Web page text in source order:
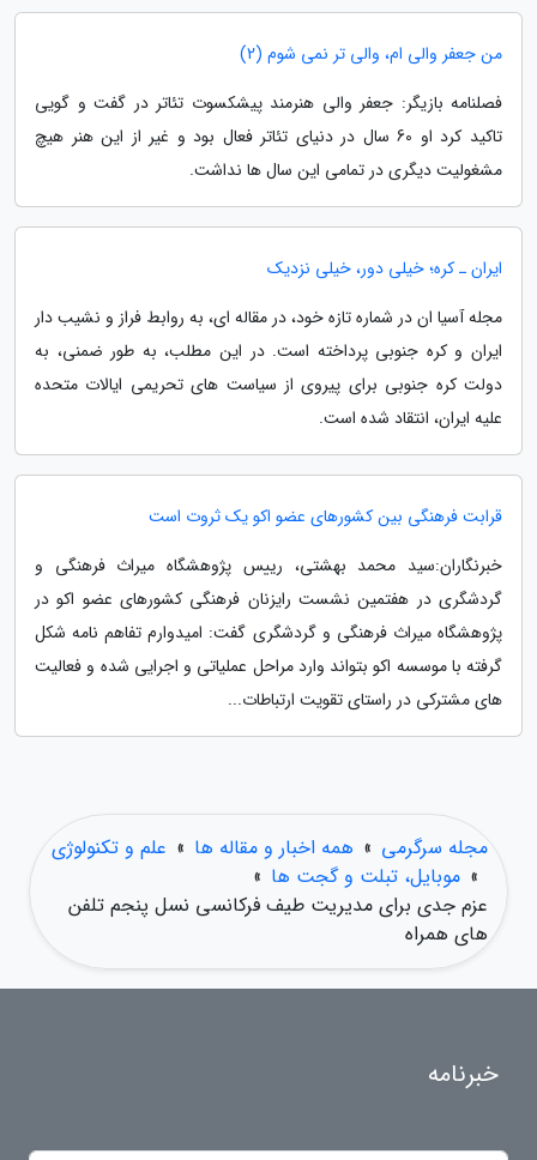
من جعفر والی ام، والی تر نمی شوم (2)
فصلنامه بازیگر: جعفر والی هنرمند پیشکسوت تئاتر در گفت و گویی
تاکید کرد او 60 سال در دنیای تئاتر فعال بود و غیر از این هنر هیچ
مشغولیت دیگری در تمامی این سال ها نداشت.
ایران ـ کره؛ خیلی دور، خیلی نزدیک
مجله آسیا ان در شماره تازه خود، در مقاله ای، به روابط فراز و نشیب دار
ایران و کره جنوبی پرداخته است. در این مطلب، به طور ضمنی، به
دولت کره جنوبی برای پیروی از سیاست های تحریمی ایالات متحده
علیه ایران، انتقاد شده است.
قرابت فرهنگی بین کشورهای عضو اکو یک ثروت است
خبرنگاران:سید محمد بهشتی، رییس پژوهشگاه میراث فرهنگی و
گردشگری در هفتمین نشست رایزنان فرهنگی کشورهای عضو اکو در
پژوهشگاه میراث فرهنگی و گردشگری گفت: امیدوارم تفاهم نامه شکل
گرفته با موسسه اکو بتواند وارد مراحل عملیاتی و اجرایی شده و فعالیت
های مشترکی در راستای تقویت ارتباطات...
مجله سرگرمی » همه اخبار و مقاله ها » علم و تکنولوژی
» موبایل، تبلت و گجت ها »
عزم جدی برای مدیریت طیف فرکانسی نسل پنجم تلفن
های همراه
خبرنامه